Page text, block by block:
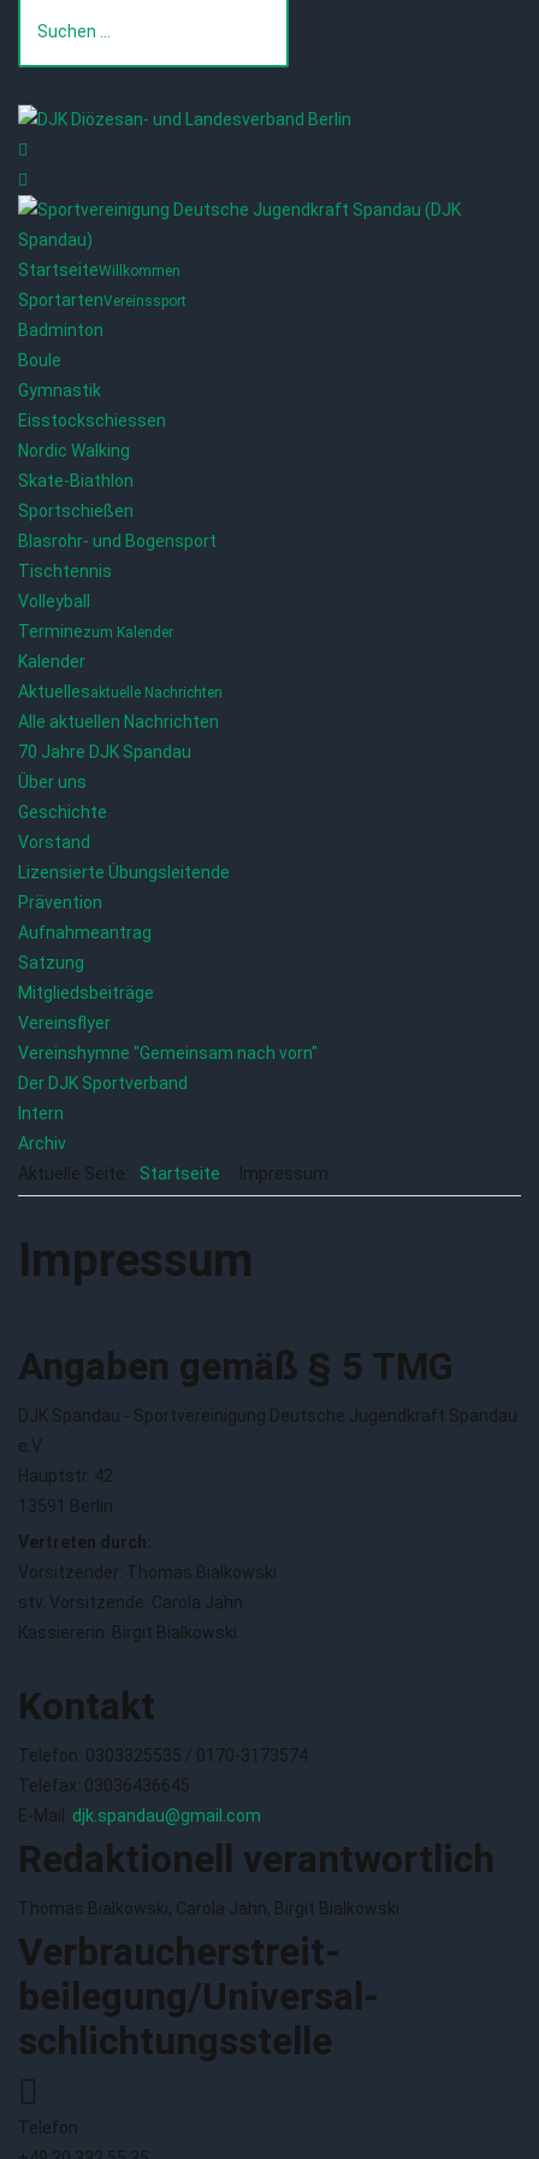
StartseiteWillkommen
SportartenVereinssport
Badminton
Boule
Gymnastik
Eisstockschiessen
Nordic Walking
Skate-Biathlon
Sportschießen
Blasrohr- und Bogensport
Tischtennis
Volleyball
Terminezum Kalender
Kalender
Aktuellesaktuelle Nachrichten
Alle aktuellen Nachrichten
70 Jahre DJK Spandau
Über uns
Geschichte
Vorstand
Lizensierte Übungsleitende
Prävention
Aufnahmeantrag
Satzung
Mitgliedsbeiträge
Vereinsflyer
Vereinshymne "Gemeinsam nach vorn"
Der DJK Sportverband
Intern
Archiv
Aktuelle Seite:
Startseite Impressum
Impressum
Angaben gemäß § 5 TMG
DJK Spandau - Sportvereinigung Deutsche Jugendkraft Spandau
e.V.
Hauptstr. 42
13591 Berlin
Vertreten durch:
Vorsitzender: Thomas Bialkowski
stv. Vorsitzende: Carola Jahn
Kassiererin: Birgit Bialkowski
Kontakt
Telefon: 0303325535 / 0170-3173574
Telefax: 03036436645
E-Mail: djk.spandau@gmail.com
Redaktionell verantwortlich
Thomas Bialkowski, Carola Jahn, Birgit Bialkowski
Verbraucher­streit­
beilegung/Universal­
schlichtungs­stelle
Telefon